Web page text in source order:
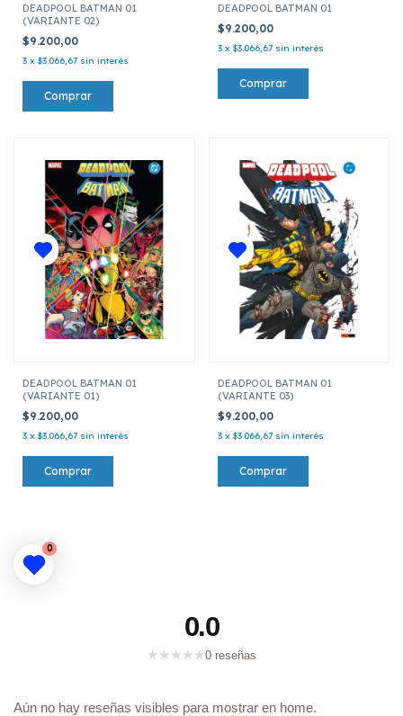
DEADPOOL BATMAN 01
(VARIANTE 02)
$9.200,00
3 x $3.066,67 sin interés
DEADPOOL BATMAN 01
$9.200,00
3 x $3.066,67 sin interés
DEADPOOL BATMAN 01
(VARIANTE 01)
$9.200,00
3 x $3.066,67 sin interés
DEADPOOL BATMAN 01
(VARIANTE 03)
$9.200,00
3 x $3.066,67 sin interés
0.0
★ ★ ★ ★ ★0 reseñas
Aún no hay reseñas visibles para mostrar en home.
0